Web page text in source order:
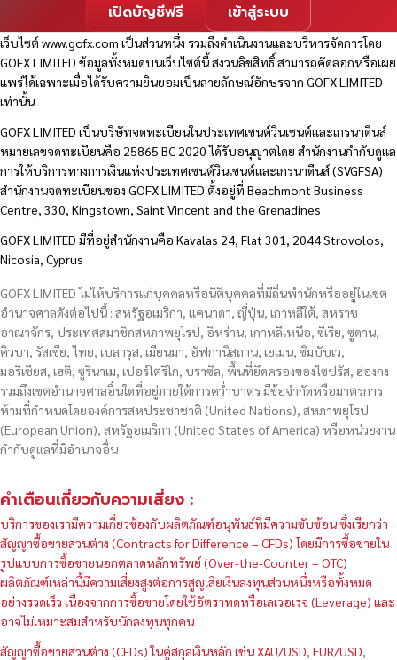
เปิดบัญชีฟรี เข้าสู่ระบบ
เว็บไซต์www.gofx.com เป็นส่วนหนึ่ง รวมถึงดำเนินงานและบริหารจัดการโดย
GOFX LIMITED ข้อมูลทั้งหมดบนเว็บไซต์นี้ สงวนลิขสิทธิ์ สามารถคัดลอกหรือเผย
แพร่ได้เฉพาะเมื่อได้รับความยินยอมเป็นลายลักษณ์อักษรจาก GOFX LIMITED
เท่านั้น
GOFX LIMITED เป็นบริษัทจดทะเบียนในประเทศเซนต์วินเซนต์และเกรนาดีนส์
หมายเลขจดทะเบียนคือ 25865 BC 2020 ได้รับอนุญาตโดย สำนักงานกำกับดูแล
การให้บริการทางการเงินแห่งประเทศเซนต์วินเซนต์และเกรนาดีนส์ (SVGFSA)
สำนักงานจดทะเบียนของ GOFX LIMITED ตั้งอยู่ที่ Beachmont Business
Centre, 330, Kingstown, Saint Vincent and the Grenadines
GOFX LIMITED มีที่อยู่สำนักงานคือ Kavalas 24, Flat 301, 2044 Strovolos,
Nicosia, Cyprus
GOFX LIMITED ไม่ให้บริการแก่บุคคลหรือนิติบุคคลที่มีถิ่นพำนักหรืออยู่ในเขต
อำนาจศาลดังต่อไปนี้ : สหรัฐอเมริกา, แคนาดา, ญี่ปุ่น, เกาหลีใต้, สหราช
อาณาจักร, ประเทศสมาชิกสหภาพยุโรป, อิหร่าน, เกาหลีเหนือ, ซีเรีย, ซูดาน,
คิวบา, รัสเซีย, ไทย, เบลารุส, เมียนมา, อัฟกานิสถาน, เยเมน, ซิมบับเว,
มอริเชียส, เฮติ, ซูรินาเม, เปอร์โตริโก, บราซิล, พื้นที่ยึดครองของไซปรัส, ฮ่องกง
รวมถึงเขตอำนาจศาลอื่นใดที่อยู่ภายใต้การคว่ำบาตร มีข้อจำกัดหรือมาตรการ
ห้ามที่กำหนดโดยองค์การสหประชาชาติ (United Nations), สหภาพยุโรป
(European Union), สหรัฐอเมริกา (United States of America) หรือหน่วยงาน
กำกับดูแลที่มีอำนาจอื่น
คำเตือนเกี่ยวกับความเสี่ยง :
บริการของเรามีความเกี่ยวข้องกับผลิตภัณฑ์อนุพันธ์ที่มีความซับซ้อน ซึ่งเรียกว่า
สัญญาซื้อขายส่วนต่าง (Contracts for Difference – CFDs) โดยมีการซื้อขายใน
รูปแบบการซื้อขายนอกตลาดหลักทรัพย์ (Over-the-Counter – OTC)
ผลิตภัณฑ์เหล่านี้มีความเสี่ยงสูงต่อการสูญเสียเงินลงทุนส่วนหนึ่งหรือทั้งหมด
อย่างรวดเร็ว เนื่องจากการซื้อขายโดยใช้อัตราทดหรือเลเวอเรจ (Leverage) และ
อาจไม่เหมาะสมสำหรับนักลงทุนทุกคน
สัญญาซื้อขายส่วนต่าง (CFDs) ในคู่สกุลเงินหลัก เช่น XAU/USD, EUR/USD,